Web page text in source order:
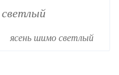
ясень шимо светлый